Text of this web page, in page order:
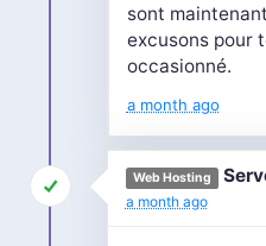
sont
excusons pour
occasionné.
a month ago
Web Hosting
a month ago